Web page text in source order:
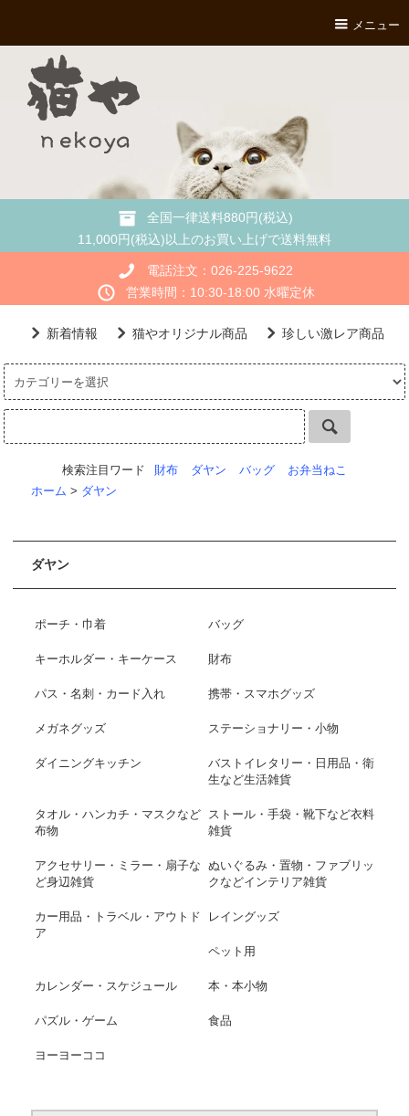
メニュー
全国一律送料880円(税込)
11,000円(税込)以上のお買い上げで送料無料
電話注文：026-225-9622
営業時間：10:30-18:00 水曜定休
新着情報 猫やオリジナル商品 珍しい激レア商品
検索注目ワード 財布 ダヤン バッグ
お弁当ねこ
ホーム > ダヤン
ダヤン
ポーチ・巾着 バッグ
キーホルダー・キーケース 財布
パス・名刺・カード入れ 携帯・スマホグッズ
メガネグッズ ステーショナリー・小物
ダイニングキッチン
バストイレタリー・日用品・衛
生など生活雑貨
タオル・ハンカチ・マスクなど
布物
ストール・手袋・靴下など衣料
雑貨
アクセサリー・ミラー・扇子な
ど身辺雑貨
ぬいぐるみ・置物・ファブリッ
クなどインテリア雑貨
カー用品・トラベル・アウトド
ア
レイングッズ
ペット用
カレンダー・スケジュール 本・本小物
パズル・ゲーム 食品
ヨーヨーココ